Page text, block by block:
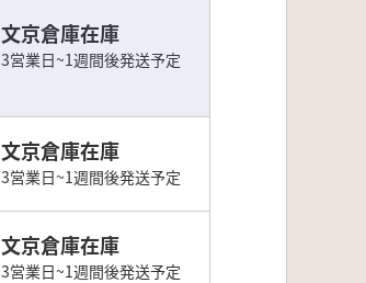
文京倉庫在庫
3営業日~1週間後発送予定
文京倉庫在庫
3営業日~1週間後発送予定
文京倉庫在庫
3営業日~1週間後発送予定